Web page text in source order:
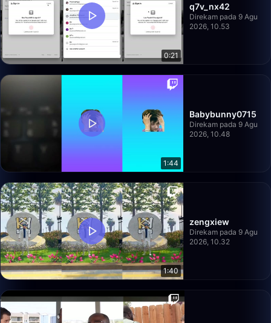
0:21
q7v_nx42
Direkam pada 9 Agu
2026, 10.53
1:44
Babybunny0715
Direkam pada 9 Agu
2026, 10.48
1:40
zengxiew
Direkam pada 9 Agu
2026, 10.32